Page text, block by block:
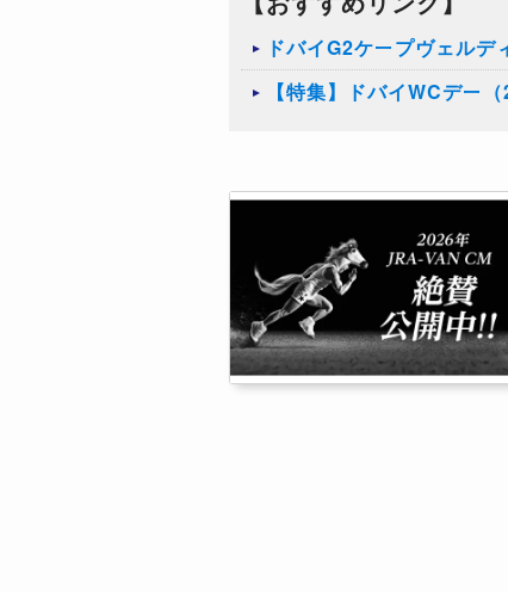
ドバイG2ケープヴェル
【特集】ドバイWCデー（